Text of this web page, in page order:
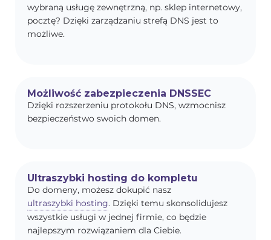
wybraną usługę zewnętrzną, np. sklep internetowy,
pocztę? Dzięki zarządzaniu strefą DNS jest to
możliwe.
Możliwość zabezpieczenia DNSSEC
Dzięki rozszerzeniu protokołu DNS, wzmocnisz
bezpieczeństwo swoich domen.
Ultraszybki hosting do kompletu
Do domeny, możesz dokupić nasz
ultraszybki hosting. Dzięki temu skonsolidujesz
wszystkie usługi w jednej firmie, co będzie
najlepszym rozwiązaniem dla Ciebie.